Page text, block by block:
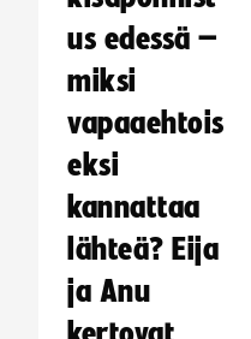
us edessä –
miksi
vapaaehtois
eksi
kannattaa
lähteä? Eija
ja Anu